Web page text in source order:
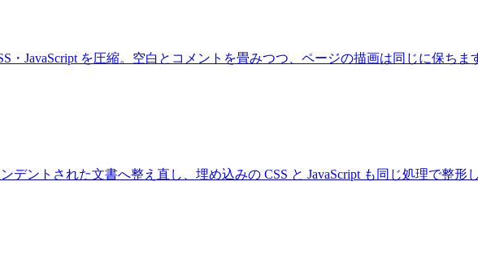
・JavaScript を圧縮。空白とコメントを畳みつつ、ページの描画は同じに保ちま
デントされた文書へ整え直し、埋め込みの CSS と JavaScript も同じ処理で整形し